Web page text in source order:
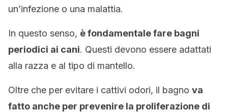
un’infezione o una malattia.
In questo senso, è fondamentale fare bagni
periodici ai cani. Questi devono essere adattati
alla razza e al tipo di mantello.
Oltre che per evitare i cattivi odori, il bagno va
fatto anche per prevenire la proliferazione di